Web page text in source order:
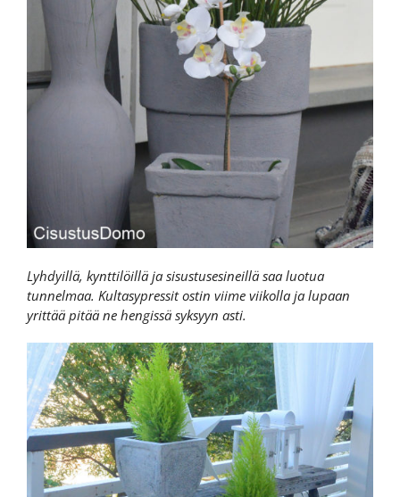
Lyhdyillä, kynttilöillä ja sisustusesineillä saa luotua
tunnelmaa. Kultasypressit ostin viime viikolla ja lupaan
yrittää pitää ne hengissä syksyyn asti.